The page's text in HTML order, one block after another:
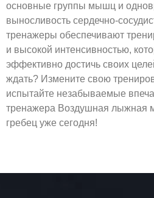
основные группы мышц и
выносливость сердечно-
тренажеры обеспечивают
и высокой интенсивностью,
эффективно достичь своих
ждать? Измените свою
испытайте незабываемые
тренажера Воздушная лыжная
гребец уже сегодня!